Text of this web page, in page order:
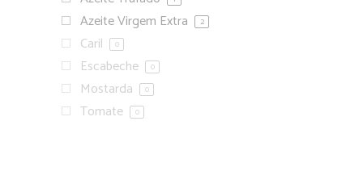
Azeite Virgem Extra 2
Caril 0
Escabeche 0
Mostarda 0
Tomate 0